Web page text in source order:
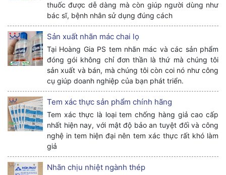
thuốc được dễ dàng mà còn giúp người dùng như
bác sĩ, bệnh nhân sử dụng đúng cách
Sản xuất nhãn mác chai lọ
Tại Hoàng Gia PS tem nhãn mác và các sản phẩm
đóng gói không chỉ đơn thần là thứ mà chúng tôi
sản xuất và bán, mà chúng tôi còn coi nó như công
cụ giúp doanh nghiệp của bạn phát triển.
Tem xác thực sản phẩm chính hãng
Tem xác thực là loại tem chống hàng giả cao cấp
nhất hiện nay, với mật độ bảo an tuyệt đối và công
nghệ in tem hiện đại nên tem xác thực rất khó làm
giả
Nhãn chịu nhiệt ngành thép